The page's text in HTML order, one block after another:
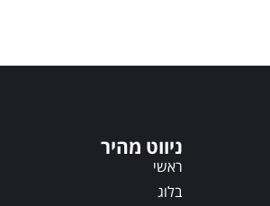
ניווט מהיר
ראשי
בלוג